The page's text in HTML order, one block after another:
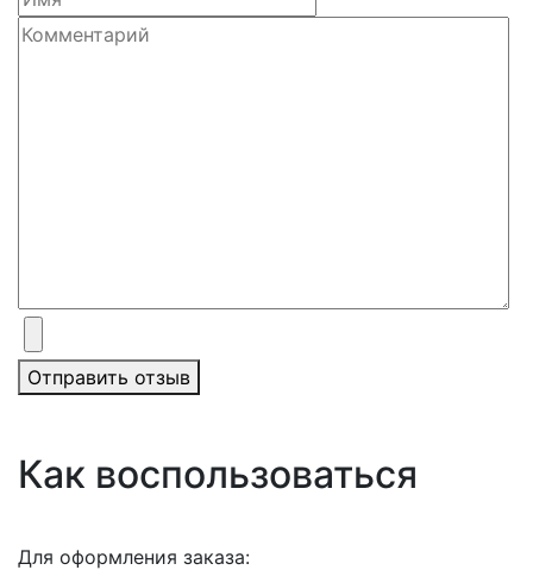
Отправить отзыв
Как воспользоваться
Для оформления заказа: